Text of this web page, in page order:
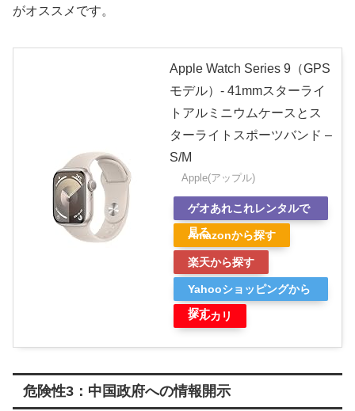
がオススメです。
Apple Watch Series 9（GPS
モデル）- 41mmスターライ
トアルミニウムケースとス
ターライトスポーツバンド –
S/M
Apple(アップル)
ゲオあれこれレンタルで
見る
Amazonから探す
楽天から探す
Yahooショッピングから
探す
メルカリ
危険性3：中国政府への情報開示